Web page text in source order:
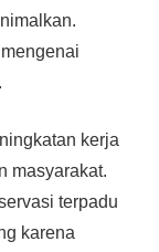
kerja
masyarakat.
terpadu
karena